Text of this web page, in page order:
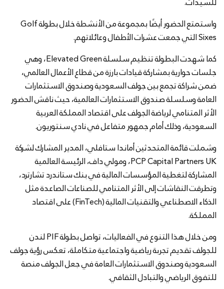
واستمتع الحضور أيضًا بمجموعة من الأنشطة خلال بطولة Golf
Sixes التي جمعت عشرات الأطفال وعائلاتهم.
كما شهدت البطولة تنظيم سلسلة Elevated Green، وهي
جلسات حوارية بمشاركة قيادات بارزة من قطاع الأعمال العالمي،
ضمن شراكة تجمع بين جولف السعودية وصندوق الاستثمارات
العامة وسلسلة صندوق الاستثمارات العالمية، حيث ناقش الحضور
الأثر المتنامي لرياضة الجولف على اقتصاد المملكة العربية
السعودية، وذلك أمام جمهور متفاعل في نادي سنتوريون.
وشملت قائمة المتحدثين أماندا ستافلي، المدير المشارك لشركة
PCP Capital Partners UK، ومولي داف، الرئيسة العالمية
المشاركة لتغطية المؤسسات المالية في بنك ستاندرد تشارترد،
وتطرقت النقاشات إلى الأثر المتنامي للصناعات الصاعدة مثل
الذكاء الاصطناعي والتقنيات المالية (FinTech) على اقتصاد
المملكة.
ومن خلال هذا التنوع في الفعاليات، تواصل بطولة PIF لندن
للجولف تقديم تجربة رياضية واجتماعية متكاملة، تعكس رؤية جولف
السعودية وصندوق الاستثمارات العامة في جعل الجولف منصة
للتفوق الرياضي والتبادل الثقافي.